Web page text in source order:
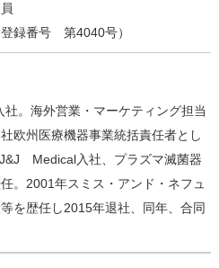
録番号 第4040号）
。海外営業・マーケティング担当
欧州医療機器事業統括責任者とし
Medical入社、プラズマ滅菌器
。2001年スミス・アンド・ネフュ
を歴任し2015年退社、同年、合同